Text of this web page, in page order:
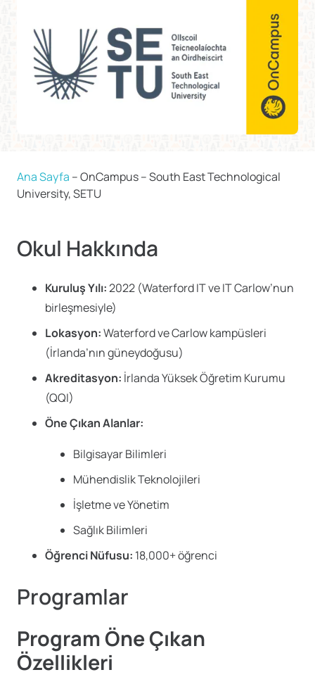
Ana Sayfa –OnCampus – South East Technological
University, SETU
Okul Hakkında
Kuruluş Yılı:2022 (Waterford IT ve IT Carlow’nun
birleşmesiyle)
Lokasyon:Waterford ve Carlow kampüsleri
(İrlanda’nın güneydoğusu)
Akreditasyon: İrlanda Yüksek Öğretim Kurumu
(QQI)
Öne Çıkan Alanlar:
Bilgisayar Bilimleri
Mühendislik Teknolojileri
İşletme ve Yönetim
Sağlık Bilimleri
Öğrenci Nüfusu: 18,000+ öğrenci
Programlar
Program Öne Çıkan
Özellikleri